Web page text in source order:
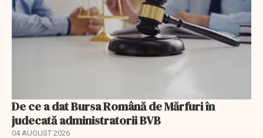
De ce a dat Bursa Română de Mărfuri în
judecată administratorii BVB
04 AUGUST 2026